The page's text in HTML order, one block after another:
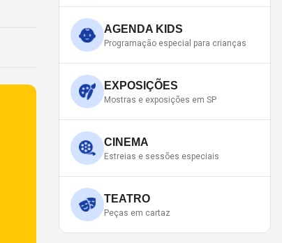
AGENDA KIDS
Programação especial para crianças
EXPOSIÇÕES
Mostras e exposições em SP
CINEMA
Estreias e sessões especiais
TEATRO
Peças em cartaz